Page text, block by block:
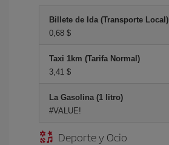
Billete de Ida (Transporte Local)
0,68 $
Taxi 1km (Tarifa Normal)
3,41 $
La Gasolina (1 litro)
#VALUE!
Deporte y Ocio